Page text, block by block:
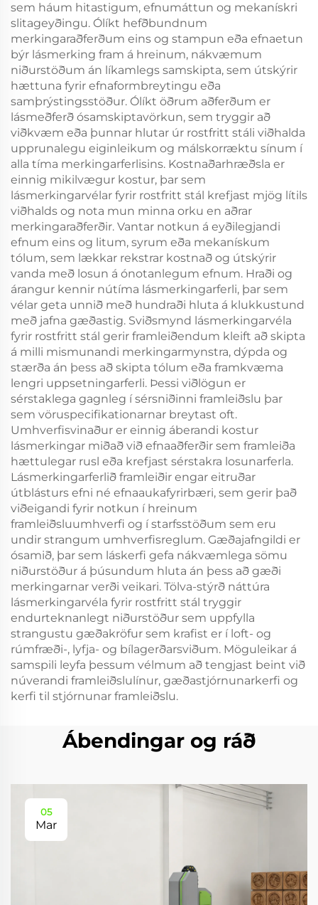
sem háum hitastigum, efnumáttun og mekanískri
slitageyðingu. Ólíkt hefðbundnum
merkingaraðferðum eins og stampun eða efnaetun
býr lásmerking fram á hreinum, nákvæmum
niðurstöðum án líkamlegs samskipta, sem útskýrir
hættuna fyrir efnaformbreytingu eða
samþrýstingsstöður. Ólíkt öðrum aðferðum er
lásmeðferð ósamskiptavörkun, sem tryggir að
viðkvæm eða þunnar hlutar úr rostfritt stáli viðhalda
upprunalegu eiginleikum og málskorræktu sínum í
alla tíma merkingarferlisins. Kostnaðarhræðsla er
einnig mikilvægur kostur, þar sem
lásmerkingarvélar fyrir rostfritt stál krefjast mjög lítils
viðhalds og nota mun minna orku en aðrar
merkingaraðferðir. Vantar notkun á eyðilegjandi
efnum eins og litum, syrum eða mekanískum
tólum, sem lækkar rekstrar kostnað og útskýrir
vanda með losun á ónotanlegum efnum. Hraði og
árangur kennir nútíma lásmerkingarferli, þar sem
vélar geta unnið með hundraði hluta á klukkustund
með jafna gæðastig. Sviðsmynd lásmerkingarvéla
fyrir rostfritt stál gerir framleiðendum kleift að skipta
á milli mismunandi merkingarmynstra, dýpda og
stærða án þess að skipta tólum eða framkvæma
lengri uppsetningarferli. Þessi viðlögun er
sérstaklega gagnleg í sérsniðinni framleiðslu þar
sem vöruspecifikationarnar breytast oft.
Umhverfisvinaður er einnig áberandi kostur
lásmerkingar miðað við efnaaðferðir sem framleiða
hættulegar rusl eða krefjast sérstakra losunarferla.
Lásmerkingarferlið framleiðir engar eitruðar
útblásturs efni né efnaaukafyrirbæri, sem gerir það
viðeigandi fyrir notkun í hreinum
framleiðsluumhverfi og í starfsstöðum sem eru
undir strangum umhverfisreglum. Gæðajafngildi er
ósamið, þar sem láskerfi gefa nákvæmlega sömu
niðurstöður á þúsundum hluta án þess að gæði
merkingarnar verði veikari. Tölva-stýrð náttúra
lásmerkingarvéla fyrir rostfritt stál tryggir
endurteknanlegt niðurstöður sem uppfylla
strangustu gæðakröfur sem krafist er í loft- og
rúmfræði-, lyfja- og bílagerðarsviðum. Möguleikar á
samspili leyfa þessum vélmum að tengjast beint við
núverandi framleiðslulínur, gæðastjórnunarkerfi og
kerfi til stjórnunar framleiðslu.
Ábendingar og ráð
05
Mar